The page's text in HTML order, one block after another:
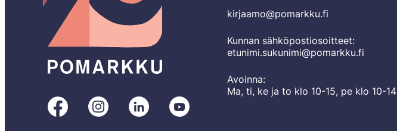
Pomarkku
Facebookissa
Pomarkku
Instagramissa
Pomarkku
LinkedInissä
kirjaamo@pomarkku.fi
Kunnan sähköpostiosoitteet:
etunimi.sukunimi@pomarkku.fi
Avoinna:
Ma, ti, ke ja to klo 10-15, pe klo 10-14